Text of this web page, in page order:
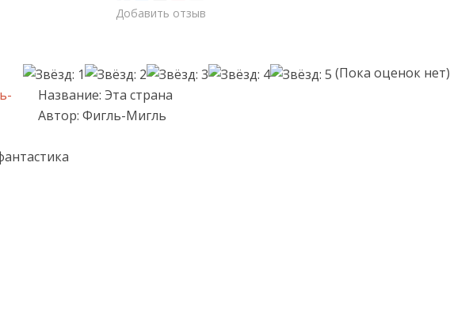
Добавить отзыв
(Пока оценок нет)
Название: Эта страна
Автор: Фигль-Мигль